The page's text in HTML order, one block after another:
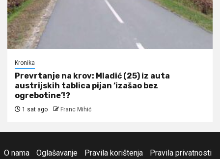
Kronika
Prevrtanje na krov: Mladić (25) iz auta
austrijskih tablica pijan ‘izašao bez
ogrebotine’!?
1 sat ago Franc Mihić
O nama Oglašavanje Pravila korištenja Pravila privatnosti